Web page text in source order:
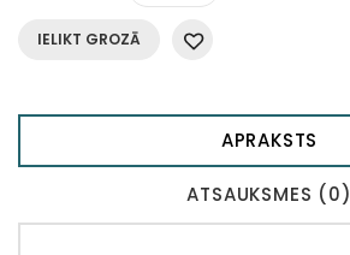
IELIKT GROZĀ
APRAKSTS
ATSAUKSMES (0)